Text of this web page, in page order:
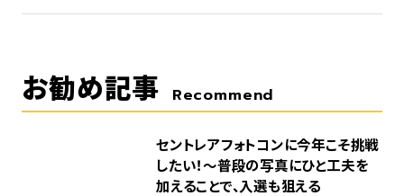
お勧め記事 Recommend
セントレアフォトコンに今年こそ挑戦
したい！～普段の写真にひと工夫を
加えることで、入選も狙える